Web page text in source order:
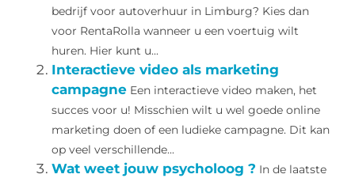
bedrijf voor autoverhuur in Limburg? Kies dan
voor RentaRolla wanneer u een voertuig wilt
huren. Hier kunt u...
Interactieve video als marketing
campagne Een interactieve video maken, het
succes voor u! Misschien wilt u wel goede online
marketing doen of een ludieke campagne. Dit kan
op veel verschillende...
Wat weet jouw psycholoog ? In de laatste